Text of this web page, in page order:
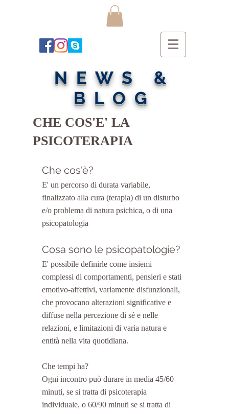
NEWS &
BLOG
CHE COS'E' LA
PSICOTERAPIA
Che cos'è?
E' un percorso di durata variabile,
finalizzato alla cura (terapia) di un disturbo
e/o problema di natura psichica, o di una
psicopatologia
Cosa sono le psicopatologie?
E' possibile definirle come insiemi
complessi di comportamenti, pensieri e stati
emotivo-affettivi, variamente disfunzionali,
che provocano alterazioni significative e
diffuse nella percezione di sé e nelle
relazioni, e limitazioni di varia natura e
entità nella vita quotidiana.
Che tempi ha?
Ogni incontro può durare in media 45/60
minuti, se si tratta di psicoterapia
individuale, o 60/90 minuti se si tratta di